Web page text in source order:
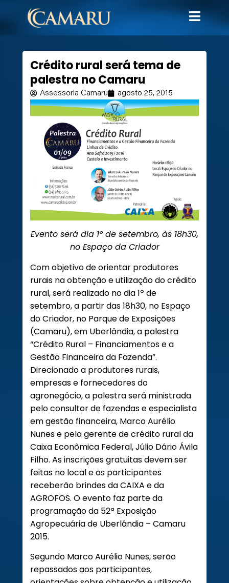
Crédito rural será tema de
palestra no Camaru
Assessoria Camaru agosto 25, 2015
Evento será dia 1º de setembro, às 18h30,
no Espaço da Criador
Com objetivo de orientar produtores
rurais na obtenção e utilização do crédito
rural, será realizado no dia 1º de
setembro, a partir das 18h30, no Espaço
do Criador, no Parque de Exposições
(Camaru), em Uberlândia, a palestra
“Crédito Rural – Financiamentos e a
Gestão Financeira da Fazenda”.
Direcionado a produtores rurais,
empresas e fornecedores do
agronegócio, a palestra será ministrada
pelo consultor de fazendas e especialista
em gestão financeira, Marco Aurélio
Nunes e pelo gerente de crédito rural da
Caixa Econômica Federal, Júlio Dário Ávila
Filho. As inscrições gratuitas devem ser
feitas no local e os participantes
receberão brindes da CAIXA e da
AGROFOS. O evento faz parte da
programação da 52ª Exposição
Agropecuária de Uberlândia – Camaru
2015.
Segundo Marco Aurélio Nunes, serão
repassados aos participantes,